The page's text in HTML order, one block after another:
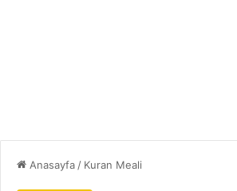
Anasayfa/ Kuran Meali